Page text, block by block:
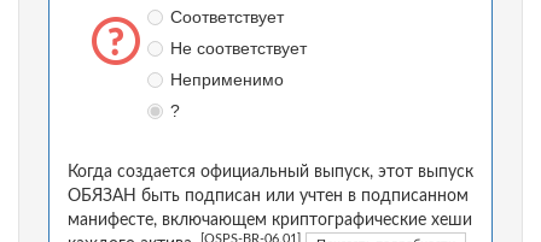
Соответствует
Не соответствует
Неприменимо
?
Когда создается официальный выпуск, этот выпуск
ОБЯЗАН быть подписан или учтен в подписанном
манифесте, включающем криптографические хеши